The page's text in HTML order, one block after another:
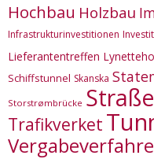
Hochbau Holzbau
Infrastrukturinvestitionen
Lieferantentreffen
Schiffstunnel Skanska
Storstrømbrücke
Trafikverket